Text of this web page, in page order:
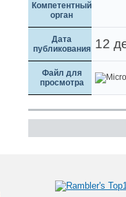
Компетентный
орган
Дата
публикования 12
Файл для
просмотра